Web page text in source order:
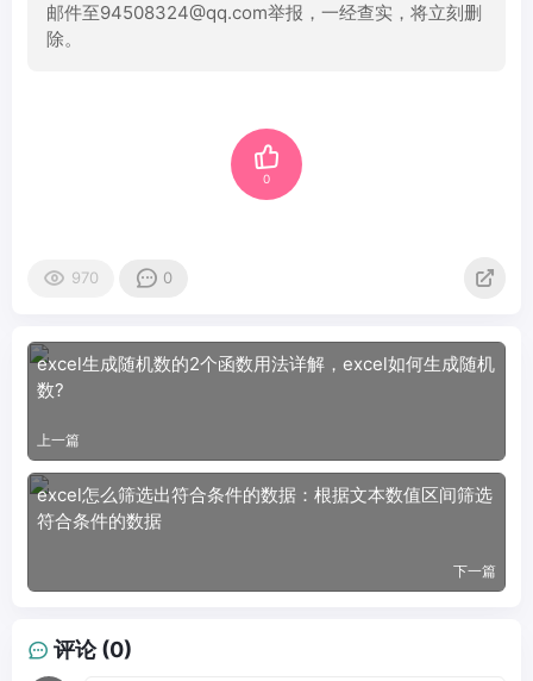
邮件至94508324@qq.com举报，一经查实，将立刻删
除。
0
970 0
excel生成随机数的2个函数用法详解，excel如何生成随机
数?
上一篇
excel怎么筛选出符合条件的数据：根据文本数值区间筛选
符合条件的数据
下一篇
评论 (0)